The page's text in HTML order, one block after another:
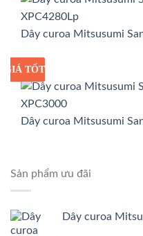
Dây curoa Mitsusumi
GIÁ SỈ
GIÁ TỐT
Dây curoa Mitsusumi
Sản phẩm ưu đãi
Dây curoa